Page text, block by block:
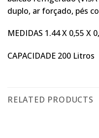
duplo, ar forçado, pés
MEDIDAS 1.44 X 0,55 X
CAPACIDADE 200 Litros
RELATED PRODUCTS